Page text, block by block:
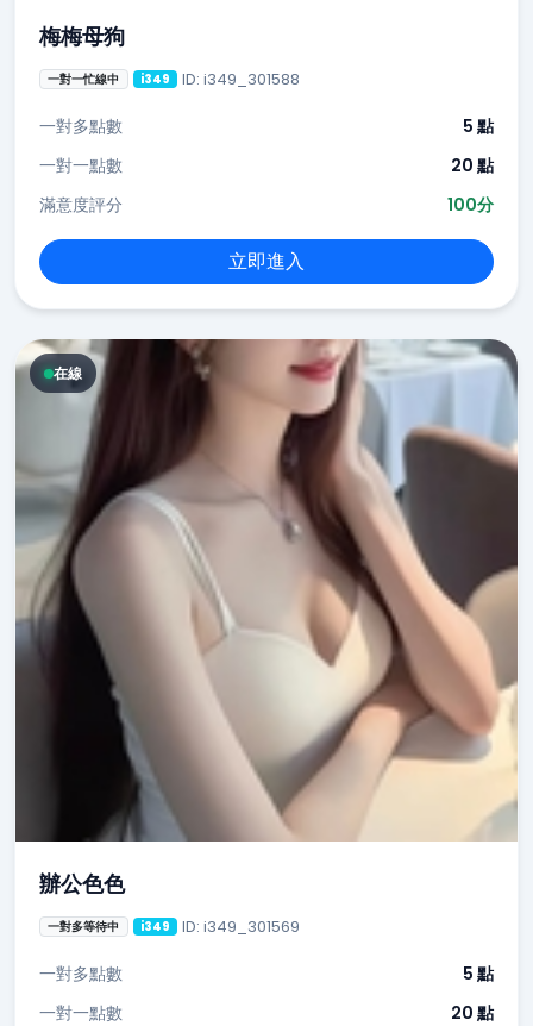
梅梅母狗
一對一忙線中 i349 ID: i349_301588
一對多點數
5 點
一對一點數
20 點
滿意度評分
100分
立即進入
在線
辦公色色
一對多等待中 i349 ID: i349_301569
一對多點數
5 點
一對一點數
20 點